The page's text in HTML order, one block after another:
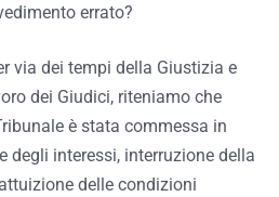
errato?
via dei tempi della Giustizia e
dei Giudici, riteniamo che
è stata commessa in
degli interessi, interruzione della
delle condizioni